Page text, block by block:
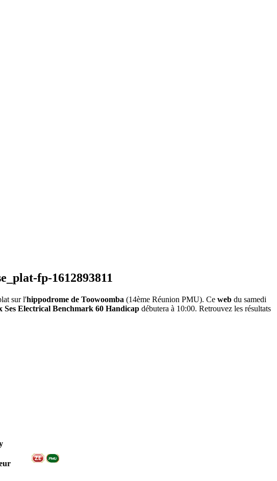
sur l'hippodrome de Toowoomba (14ème Réunion PMU). Ce web du samedi
Ses Electrical Benchmark 60 Handicap débutera à 10:00. Retrouvez les résultats